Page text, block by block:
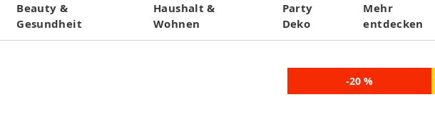
Beauty &
Gesundheit
Haushalt &
Wohnen
Party
Deko
Mehr
entdecken
-20 %